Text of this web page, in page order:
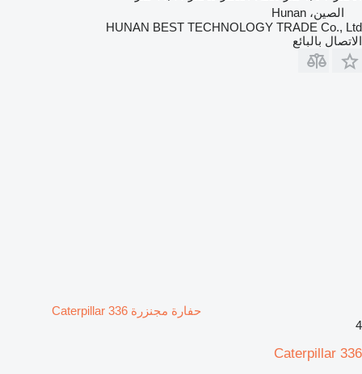
الصين، Hunan
HUNAN BEST TECHNOLOGY TRADE Co., Ltd
الاتصال بالبائع
حفارة مجنزرة Caterpillar 336
4
Caterpillar 336